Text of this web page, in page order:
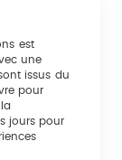
est
une
issus du
pour
jours pour